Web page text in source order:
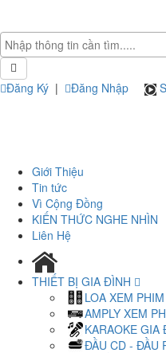
Đăng Ký | Đăng Nhập
Giới Thiệu
Tin tức
Vì Cộng Đồng
KIẾN THỨC NGHE NHÌN
Liên Hệ
THIẾT BỊ GIA ĐÌNH
LOA XEM
AMPLY XEM
KARAOKE GIA
ĐẦU CD - ĐẦU